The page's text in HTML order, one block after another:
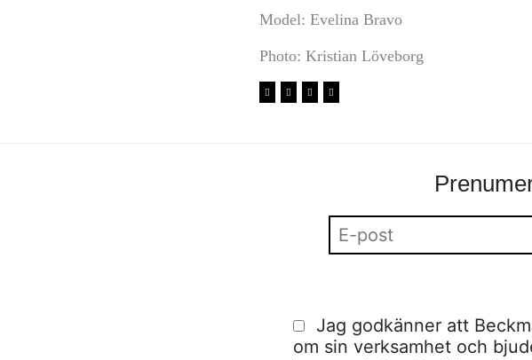
Model: Evelina Bravo
Photo: Kristian Löveborg
Jag godkänner att
om sin verksamhet och